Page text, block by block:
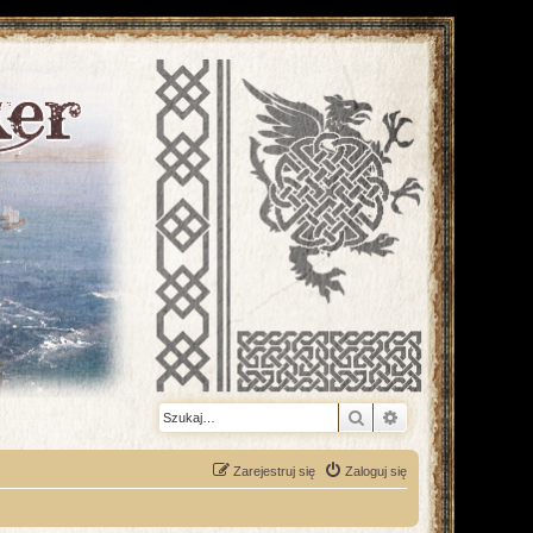
Szukaj Wyszukiwanie
Zaloguj się
Zarejestruj się